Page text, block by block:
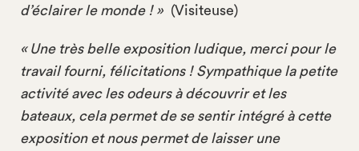
d’éclairer le monde ! »(Visiteuse)
« Une très belle exposition ludique, merci pour le
travail fourni, félicitations ! Sympathique la petite
activité avec les odeurs à découvrir et les
bateaux, cela permet de se sentir intégré à cette
exposition et nous permet de laisser une